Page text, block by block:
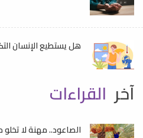
هل يستطيع الإنسان
آخر القراءات
الصاعود.. مهنة لا